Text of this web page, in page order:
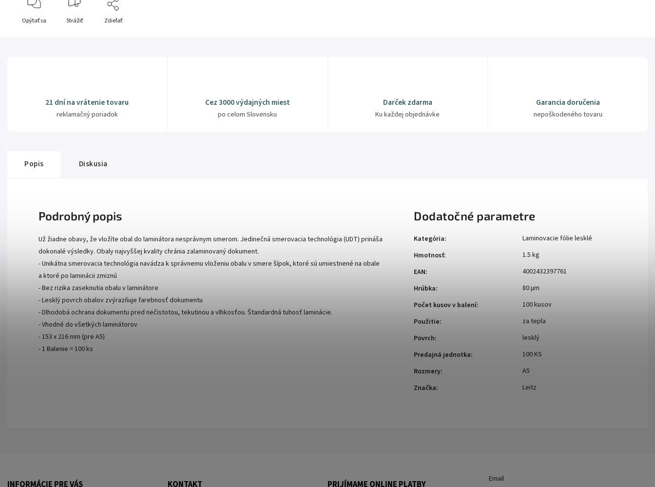
Opýtať sa Strážiť Zdieľať
21 dní na vrátenie tovaru
reklamačný poriadok
Cez 3000 výdajných miest
po celom Slovensku
Darček zdarma
Ku každej objednávke
Garancia doručenia
nepoškodeného tovaru
Popis Diskusia
Podrobný popis
Už žiadne obavy, že vložíte obal do laminátora nesprávnym smerom. Jedinečná smerovacia technológia (UDT) prináša
dokonalé výsledky. Obaly najvyššej kvality chránia zalaminovaný dokument.
- Unikátna smerovacia technológia navádza k správnemu vloženiu obalu v smere šípok, ktoré sú umiestnené na obale
a ktoré po laminácii zmiznú
- Bez rizika zaseknutia obalu v laminátore
- Lesklý povrch obalov zvýrazňuje farebnosť dokumentu
- Dlhodobá ochrana dokumentu pred nečistotou, tekutinou a vlhkosťou. Štandardná tuhosť laminácie.
- Vhodné do všetkých laminátorov
- 153 x 216 mm (pre A5)
- 1 Balenie = 100 ks
Dodatočné parametre
Kategória:
Laminovacie fólie lesklé
Hmotnosť:
1.5 kg
EAN:
4002432397761
Hrúbka:
80 μm
Počet kusov v balení:
100 kusov
Použitie:
za tepla
Povrch:
lesklý
Predajná jednotka:
100 KS
Rozmery:
A5
Značka: Leitz
Email